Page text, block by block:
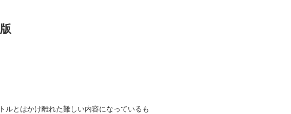
とはかけ離れた難しい内容になっているも